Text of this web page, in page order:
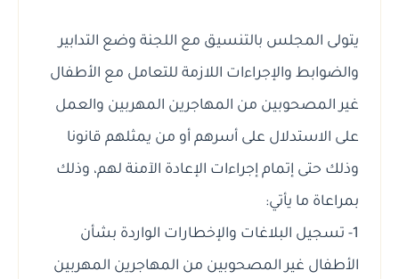
يتولى المجلس بالتنسيق مع اللجنة وضع التدابير
والضوابط والإجراءات اللازمة للتعامل مع الأطفال
غير المصحوبين من المهاجرين المهربين والعمل
على الاستدلال على أسرهم أو من يمثلهم قانونا
وذلك حتى إتمام إجراءات الإعادة الآمنة لهم، وذلك
بمراعاة ما يأتي:
1- تسجيل البلاغات والإخطارات الواردة بشأن
الأطفال غير المصحوبين من المهاجرين المهربين